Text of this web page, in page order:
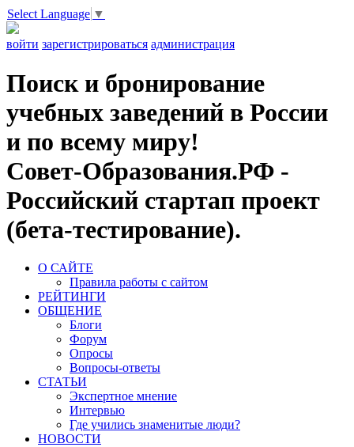
Select Language ▼
войти зарегистрироваться администрация
Поиск и бронирование
учебных заведений в России
и по всему миру!
Совет-Образования.РФ -
Российский стартап проект
(бета-тестирование).
О САЙТЕ
Правила работы с сайтом
РЕЙТИНГИ
ОБЩЕНИЕ
Блоги
Форум
Опросы
Вопросы-ответы
СТАТЬИ
Экспертное мнение
Интервью
Где учились знаменитые люди?
НОВОСТИ